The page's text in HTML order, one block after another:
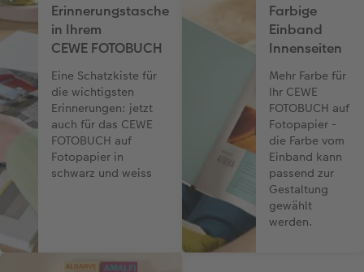
Erinnerungstasche
in Ihrem
CEWE FOTOBUCH
Eine Schatzkiste für
die wichtigsten
Erinnerungen: jetzt
auch für das CEWE
FOTOBUCH auf
Fotopapier in
schwarz und weiss
Farbige
Einband
Innenseiten
Mehr Farbe für
Ihr CEWE
FOTOBUCH auf
Fotopapier -
die Farbe vom
Einband kann
passend zur
Gestaltung
gewählt
werden.